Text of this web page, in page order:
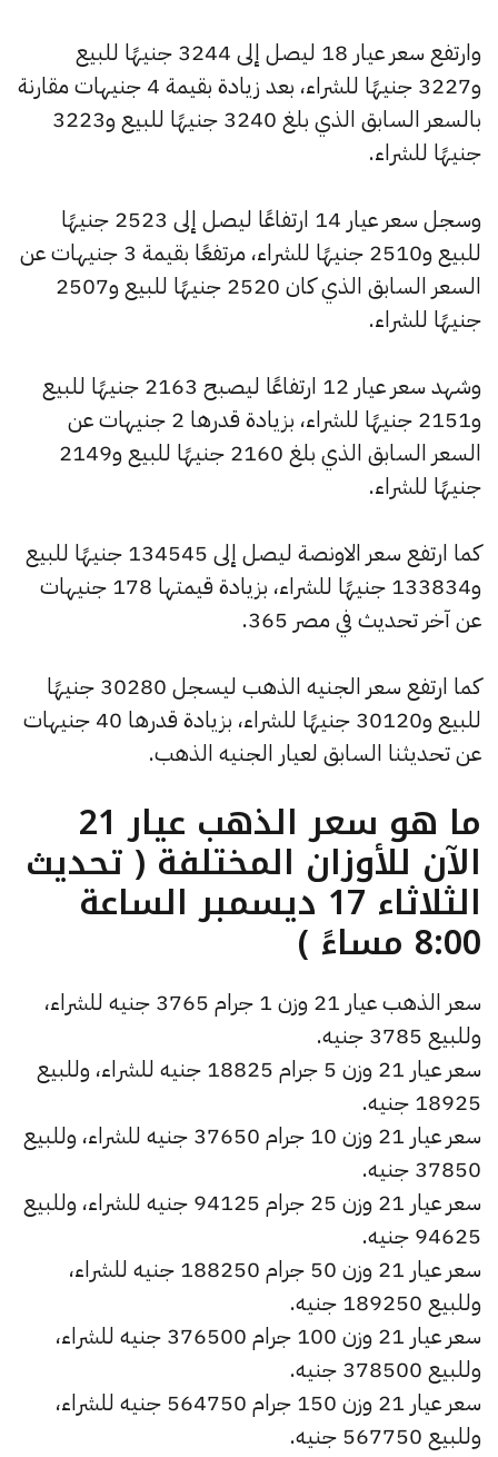
وارتفع سعر عيار 18 ليصل إلى 3244 جنيهًا للبيع
و3227 جنيهًا للشراء، بعد زيادة بقيمة 4 جنيهات مقارنة
بالسعر السابق الذي بلغ 3240 جنيهًا للبيع و3223
جنيهًا للشراء.
وسجل سعر عيار 14 ارتفاعًا ليصل إلى 2523 جنيهًا
للبيع و2510 جنيهًا للشراء، مرتفعًا بقيمة 3 جنيهات عن
السعر السابق الذي كان 2520 جنيهًا للبيع و2507
جنيهًا للشراء.
وشهد سعر عيار 12 ارتفاعًا ليصبح 2163 جنيهًا للبيع
و2151 جنيهًا للشراء، بزيادة قدرها 2 جنيهات عن
السعر السابق الذي بلغ 2160 جنيهًا للبيع و2149
جنيهًا للشراء.
كما ارتفع سعر الاونصة ليصل إلى 134545 جنيهًا للبيع
و133834 جنيهًا للشراء، بزيادة قيمتها 178 جنيهات
عن آخر تحديث في مصر 365.
كما ارتفع سعر الجنيه الذهب ليسجل 30280 جنيهًا
للبيع و30120 جنيهًا للشراء، بزيادة قدرها 40 جنيهات
عن تحديثنا السابق لعيار الجنيه الذهب.
ما هو سعر الذهب عيار 21
الآن للأوزان المختلفة ( تحديث
الثلاثاء 17 ديسمبر الساعة
8:00 مساءً )
سعر الذهب عيار 21 وزن 1 جرام 3765 جنيه للشراء،
وللبيع 3785 جنيه.
سعر عيار 21 وزن 5 جرام 18825 جنيه للشراء، وللبيع
18925 جنيه.
سعر عيار 21 وزن 10 جرام 37650 جنيه للشراء، وللبيع
37850 جنيه.
سعر عيار 21 وزن 25 جرام 94125 جنيه للشراء، وللبيع
94625 جنيه.
سعر عيار 21 وزن 50 جرام 188250 جنيه للشراء،
وللبيع 189250 جنيه.
سعر عيار 21 وزن 100 جرام 376500 جنيه للشراء،
وللبيع 378500 جنيه.
سعر عيار 21 وزن 150 جرام 564750 جنيه للشراء،
وللبيع 567750 جنيه.